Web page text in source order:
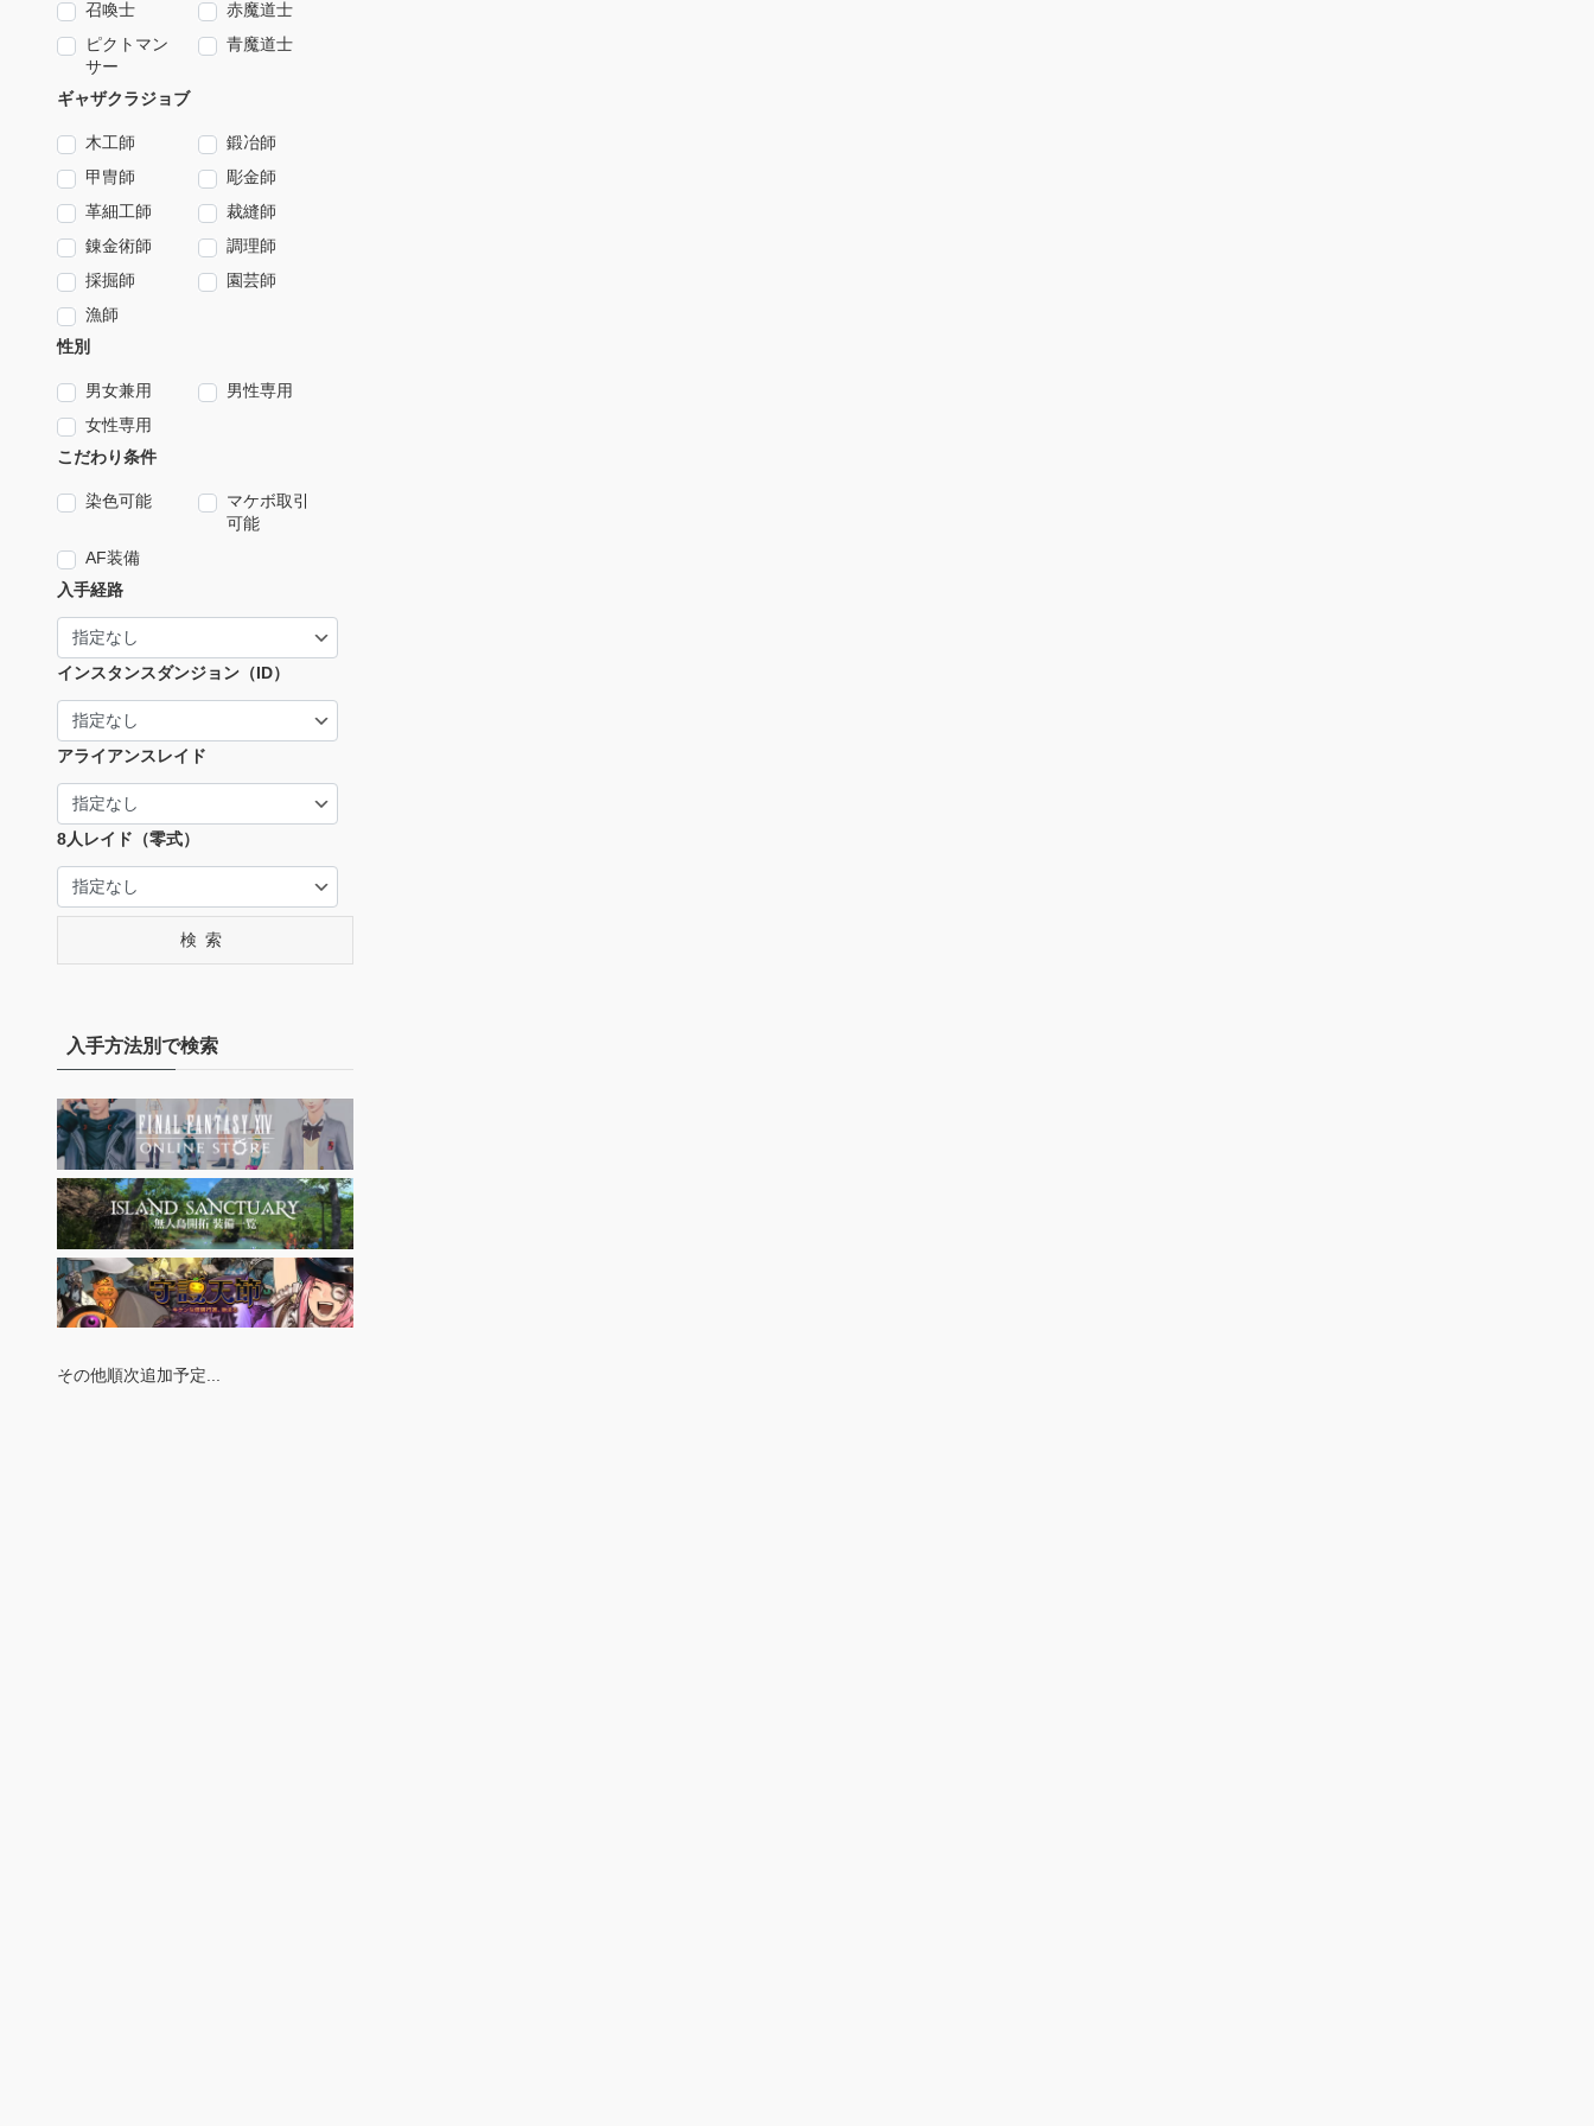
召喚士
赤魔道士
ピクトマン
サー
青魔道士
ギャザクラジョブ
木工師
鍛冶師
甲冑師
彫金師
革細工師
裁縫師
錬金術師
調理師
採掘師
園芸師
漁師
性別
男女兼用
男性専用
女性専用
こだわり条件
染色可能
マケボ取引
可能
AF装備
入手経路
インスタンスダンジョン（ID）
アライアンスレイド
8人レイド（零式）
検索
入手方法別で検索
その他順次追加予定...